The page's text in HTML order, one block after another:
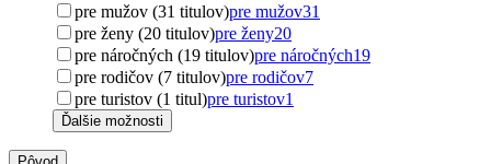
pre mužov (31 titulov)pre mužov31
pre ženy (20 titulov)pre ženy20
pre náročných (19 titulov)pre náročných19
pre rodičov (7 titulov)pre rodičov7
pre turistov (1 titul)pre turistov1
Ďalšie možnosti